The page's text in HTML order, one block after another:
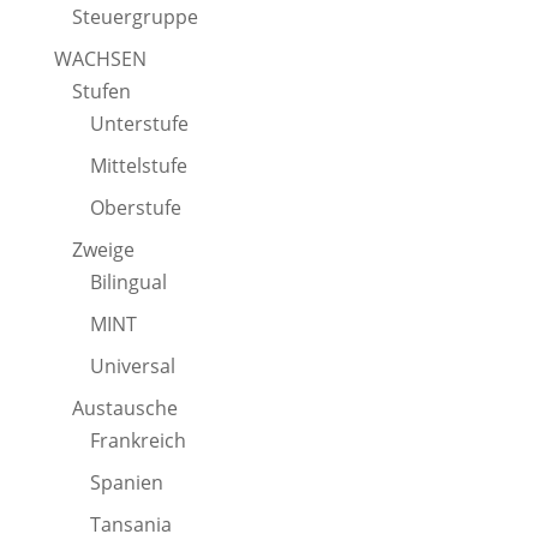
Steuergruppe
WACHSEN
Stufen
Unterstufe
Mittelstufe
Oberstufe
Zweige
Bilingual
MINT
Universal
Austausche
Frankreich
Spanien
Tansania